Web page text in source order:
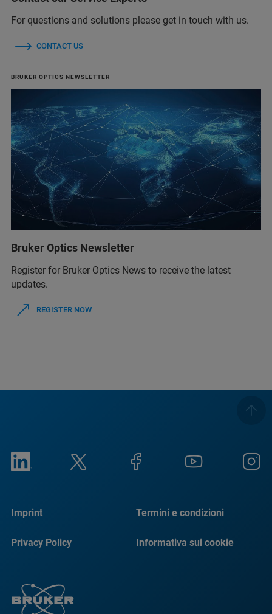
For questions and solutions please get in touch with us.
CONTACT US
BRUKER OPTICS NEWSLETTER
Bruker Optics Newsletter
Register for Bruker Optics News to receive the latest
updates.
REGISTER NOW
Imprint Termini e condizioni
Privacy Policy Informativa sui cookie